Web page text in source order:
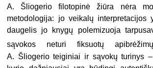
A. Šliogerio filotopinė žiūra nėra
metodologija: jo veikalų interpretacijos
daugelis jo knygų polemizuoja
sąvokos neturi fiksuotų apibrėžimų
A. Šliogerio teiginiai ir sąvokų turinys